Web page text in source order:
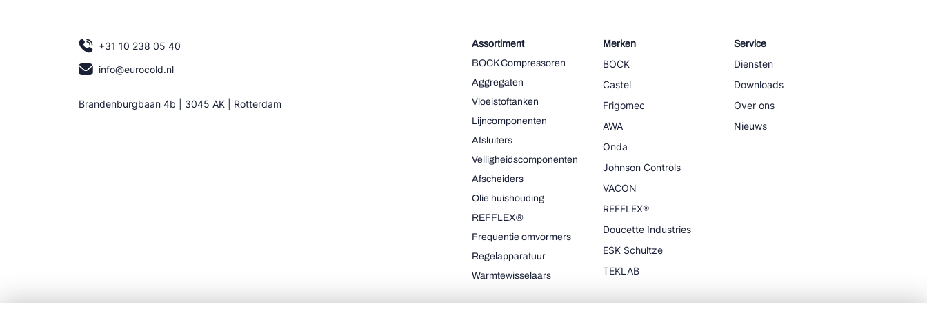
+31 10 238 05 40
info@eurocold.nl
Brandenburgbaan 4b | 3045 AK | Rotterdam
Assortiment
BOCK Compressoren
Aggregaten
Vloeistoftanken
Lijncomponenten
Afsluiters
Veiligheidscomponenten
Afscheiders
Olie huishouding
REFFLEX®
Frequentie omvormers
Regelapparatuur
Warmtewisselaars
Merken
BOCK
Castel
Frigomec
AWA
Onda
Johnson Controls
VACON
REFFLEX®
Doucette Industries
ESK Schultze
TEKLAB
Service
Diensten
Downloads
Over ons
Nieuws